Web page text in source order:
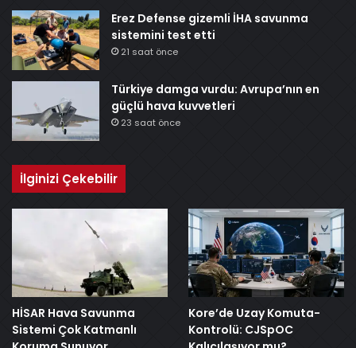
Erez Defense gizemli İHA savunma
sistemini test etti
21 saat önce
Türkiye damga vurdu: Avrupa’nın en
güçlü hava kuvvetleri
23 saat önce
İlginizi Çekebilir
HİSAR Hava Savunma
Sistemi Çok Katmanlı
Kore’de Uzay Komuta-
Kontrolü: CJSpOC